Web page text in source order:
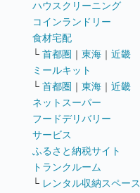
ハウスクリーニング
コインランドリー
食材宅配
└ 首都圏 ｜ 東海 ｜ 近畿
ミールキット
└ 首都圏 ｜ 東海 ｜ 近畿
ネットスーパー
フードデリバリー
サービス
ふるさと納税サイト
トランクルーム
└ レンタル収納スペース